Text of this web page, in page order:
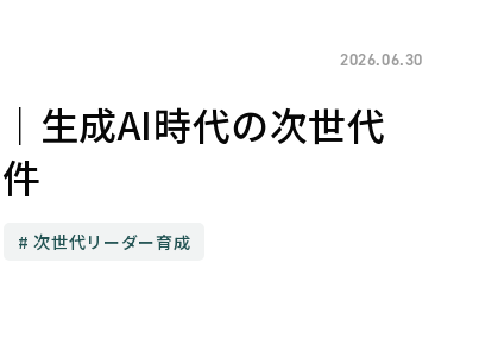
2026.06.30
生成AI時代の次世代
次世代リーダー育成